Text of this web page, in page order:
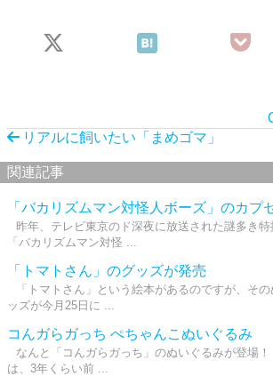
リアルに飼いたい「まめゴマ」
関連記事
「バカリズムマン対怪人ボーズ」のカプ
昨年、テレビ東京のド深夜に放送された謎多き特
「バカリズムマン対怪 ...
「トマトさん」のグッズが発売
「トマトさん」という絵本があるのですが、そ
ッズが今月25日に ...
コんガらガっち ぺちゃんこぬいぐるみ
なんと「コんガらガっち」のぬいぐるみが登場！
は、3年くらい前 ...